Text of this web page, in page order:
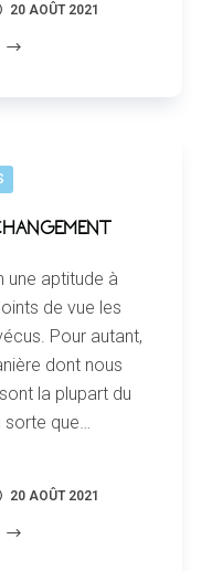
20 AOÛT 2021
une aptitude à
de vue les
Pour autant,
dont nous
la plupart du
sorte que…
20 AOÛT 2021